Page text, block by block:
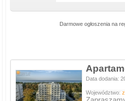
Darmowe ogłoszenia na
Data dodania:
Województwo: